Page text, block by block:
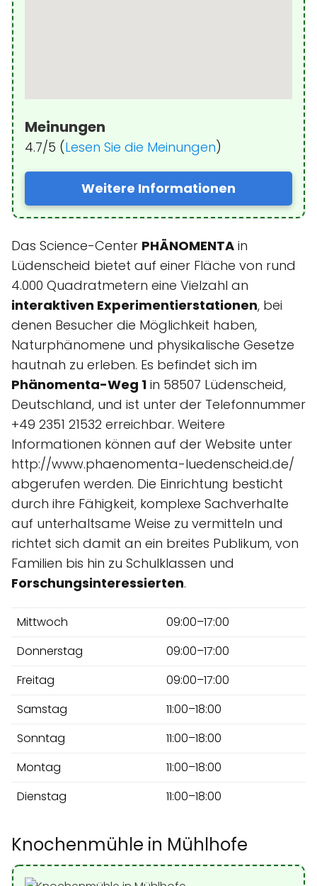
Meinungen
4.7/5 (Lesen Sie die Meinungen)
Weitere Informationen
Das Science-Center PHÄNOMENTA in
Lüdenscheid bietet auf einer Fläche von rund
4.000 Quadratmetern eine Vielzahl an
interaktiven Experimentierstationen, bei
denen Besucher die Möglichkeit haben,
Naturphänomene und physikalische Gesetze
hautnah zu erleben. Es befindet sich im
Phänomenta-Weg 1 in 58507 Lüdenscheid,
Deutschland, und ist unter der Telefonnummer
+49 2351 21532 erreichbar. Weitere
Informationen können auf der Website unter
http://www.phaenomenta-luedenscheid.de/
abgerufen werden. Die Einrichtung besticht
durch ihre Fähigkeit, komplexe Sachverhalte
auf unterhaltsame Weise zu vermitteln und
richtet sich damit an ein breites Publikum, von
Familien bis hin zu Schulklassen und
Forschungsinteressierten.
Mittwoch
09:00–17:00
Donnerstag
09:00–17:00
Freitag
09:00–17:00
Samstag
11:00–18:00
Sonntag
11:00–18:00
Montag
11:00–18:00
Dienstag
11:00–18:00
Knochenmühle in Mühlhofe